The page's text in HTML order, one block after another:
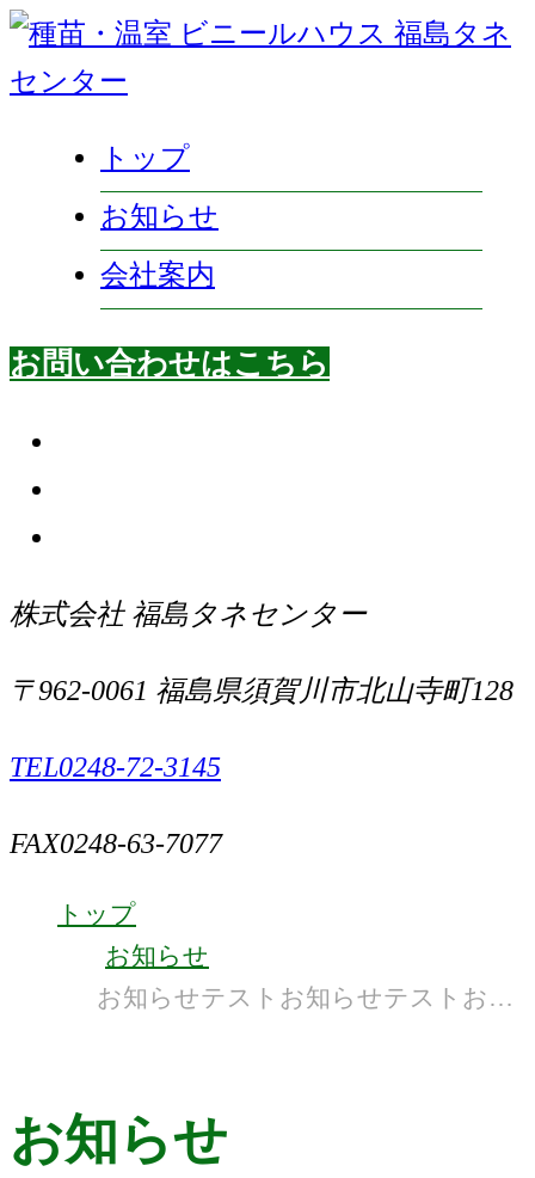
トップ
お知らせ
会社案内
お問い合わせはこちら
ら
ち
ら
こ
ち
株式会社 福島タネセンター
〒962-0061 福島県須賀川市北山寺町128
TEL0248-72-3145
FAX0248-63-7077
トップ
お知らせ
お知らせテストお知らせテストお知
トお知らせテストお知らせテストお
知らせテストお知らせテストお知ら
お知らせ